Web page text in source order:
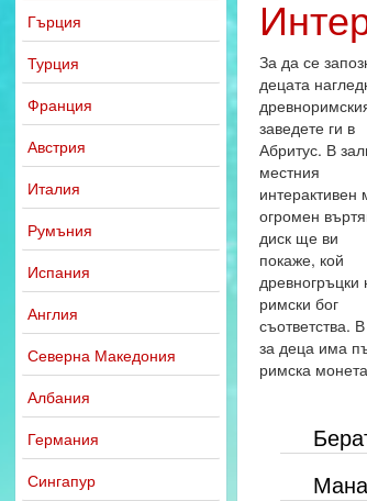
Гърция
Турция
Франция
Австрия
Италия
Румъния
Испания
Англия
Северна Македония
Албания
Германия
Сингапур
За да се
децата
заведете ги в
Абритус. В
местния
интерактивен
огромен
диск ще ви
покаже, кой
древногръцки
римски бог
съответства.
за деца има
римска